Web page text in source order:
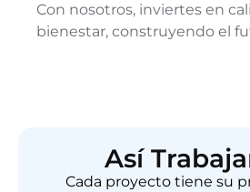
Con nosotros, inviertes en
bienestar, construyendo el
Así
Cada proyecto tiene su